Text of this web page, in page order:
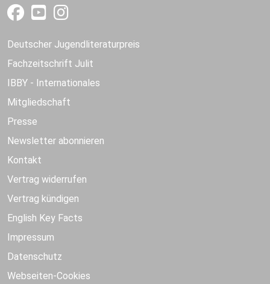
Deutscher Jugendliteraturpreis
Fachzeitschrift Julit
IBBY - Internationales
Mitgliedschaft
Presse
Newsletter abonnieren
Kontakt
Vertrag widerrufen
Vertrag kündigen
English Key Facts
Impressum
Datenschutz
Webseiten-Cookies